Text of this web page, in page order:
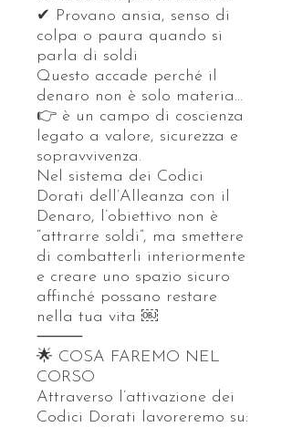
✔ Provano ansia, senso di
colpa o paura quando si
parla di soldi
Questo accade perché il
denaro non è solo materia…
👉 è un campo di coscienza
legato a valore, sicurezza e
sopravvivenza.
Nel sistema dei Codici
Dorati dell’Alleanza con il
Denaro, l’obiettivo non è
“attrarre soldi”, ma smettere
di combatterli interiormente
e creare uno spazio sicuro
affinché possano restare
nella tua vita ￼
⸻
🌟 COSA FAREMO NEL
CORSO
Attraverso l’attivazione dei
Codici Dorati lavoreremo su: